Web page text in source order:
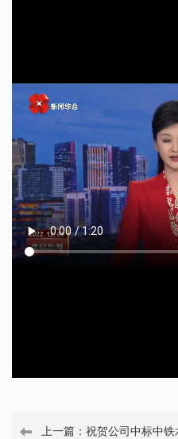
上一篇： 祝贺公司中标中铁